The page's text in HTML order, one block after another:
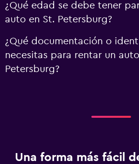
¿Qué edad se debe tener
auto en St. Petersburg?
¿Qué documentación o
necesitas para rentar un
Petersburg?
Una forma más fácil